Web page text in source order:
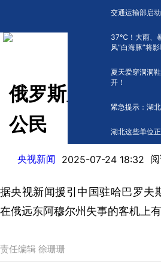
交通运输部启
​37℃！大雨、
风“白海豚”将
夏天爱穿洞洞
开！
紧急提示：湖
湖北这些单位
俄罗斯失事客机
公民
央视新闻 2025-07-24 18:32
据央视新闻援引中国驻哈巴罗夫
在俄远东阿穆尔州失事的客机上
责任编辑 徐珊珊